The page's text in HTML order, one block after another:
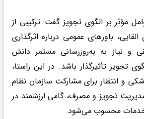
مؤثر بر الگوی تجویز گفت: ترکیبی از
باورهای عمومی درباره اثرگذاری
و نیاز به به‌روزرسانی مستمر دانش
تجویز تأثیرگذار باشد. در این راستا،
و انتظار برای مشارکت سازمان نظام
تجویز و مصرف، گامی ارزشمند در
خدمات محسوب می‌شود.